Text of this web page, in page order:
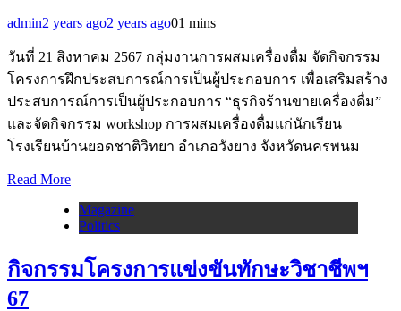
admin2 years ago2 years ago01 mins
วันที่ 21 สิงหาคม 2567 กลุ่มงานการผสมเครื่องดื่ม จัดกิจกรรม
โครงการฝึกประสบการณ์การเป็นผู้ประกอบการ เพื่อเสริมสร้าง
ประสบการณ์การเป็นผู้ประกอบการ “ธุรกิจร้านขายเครื่องดื่ม”
และจัดกิจกรรม workshop การผสมเครื่องดื่มแก่นักเรียน
โรงเรียนบ้านยอดชาติวิทยา อำเภอวังยาง จังหวัดนครพนม
Read More
Magazine
Politics
กิจกรรมโครงการแข่งขันทักษะวิชาชีพฯ
67